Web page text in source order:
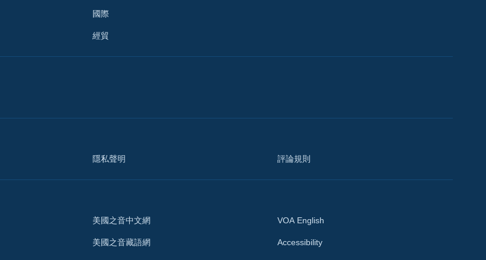
國際
經貿
隱私聲明 評論規則
美國之音中文網
美國之音藏語網
VOA English
Accessibility